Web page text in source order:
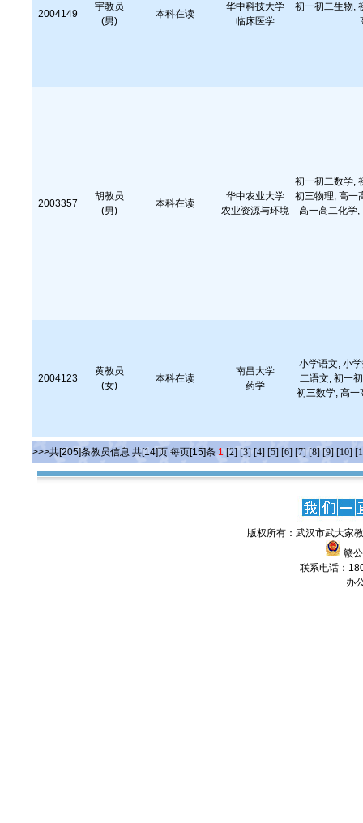
2004149
宇教员
(男)
本科在读
华中科技大学
临床医学
初一初二生物,
2003357
胡教员
(男)
本科在读
华中农业大学
农业资源与环境
初一初二数学,
初三物理, 高一
高一高二化学,
2004123
黄教员
(女)
本科在读
南昌大学
药学
小学语文, 小
二语文, 初一
初三数学, 高一
>>>共[205]条教员信息 共[14]页 每页[15]条 1 [2] [3] [4] [5] [6] [7] [8] [9] [10]
版权所有：武汉市武大家
赣
联系电话：
办